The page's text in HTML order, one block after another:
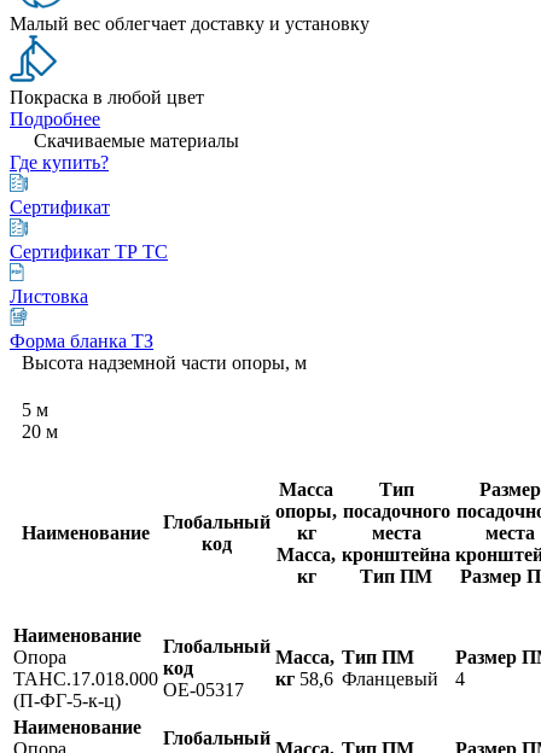
Малый вес облегчает доставку и установку
Покраска в любой цвет
Подробнее
Скачиваемые материалы
Где купить?
Сертификат
Сертификат ТР ТС
Листовка
Форма бланка ТЗ
Высота надземной части опоры, м
5 м
20 м
Наименование
Глобальный
код
Масса
опоры,
кг
Масса,
кг
Тип
посадочного
места
кронштейна
Тип ПМ
Размер
места
Размер
Наименование
Опора
ТАНС.17.018.000
(П-ФГ-5-к-ц)
Глобальный
код
OE-05317
Масса,
кг 58,6
Тип ПМ
Фланцевый
Размер
4
Наименование
Опора
Глобальный
Масса, Тип ПМ Размер